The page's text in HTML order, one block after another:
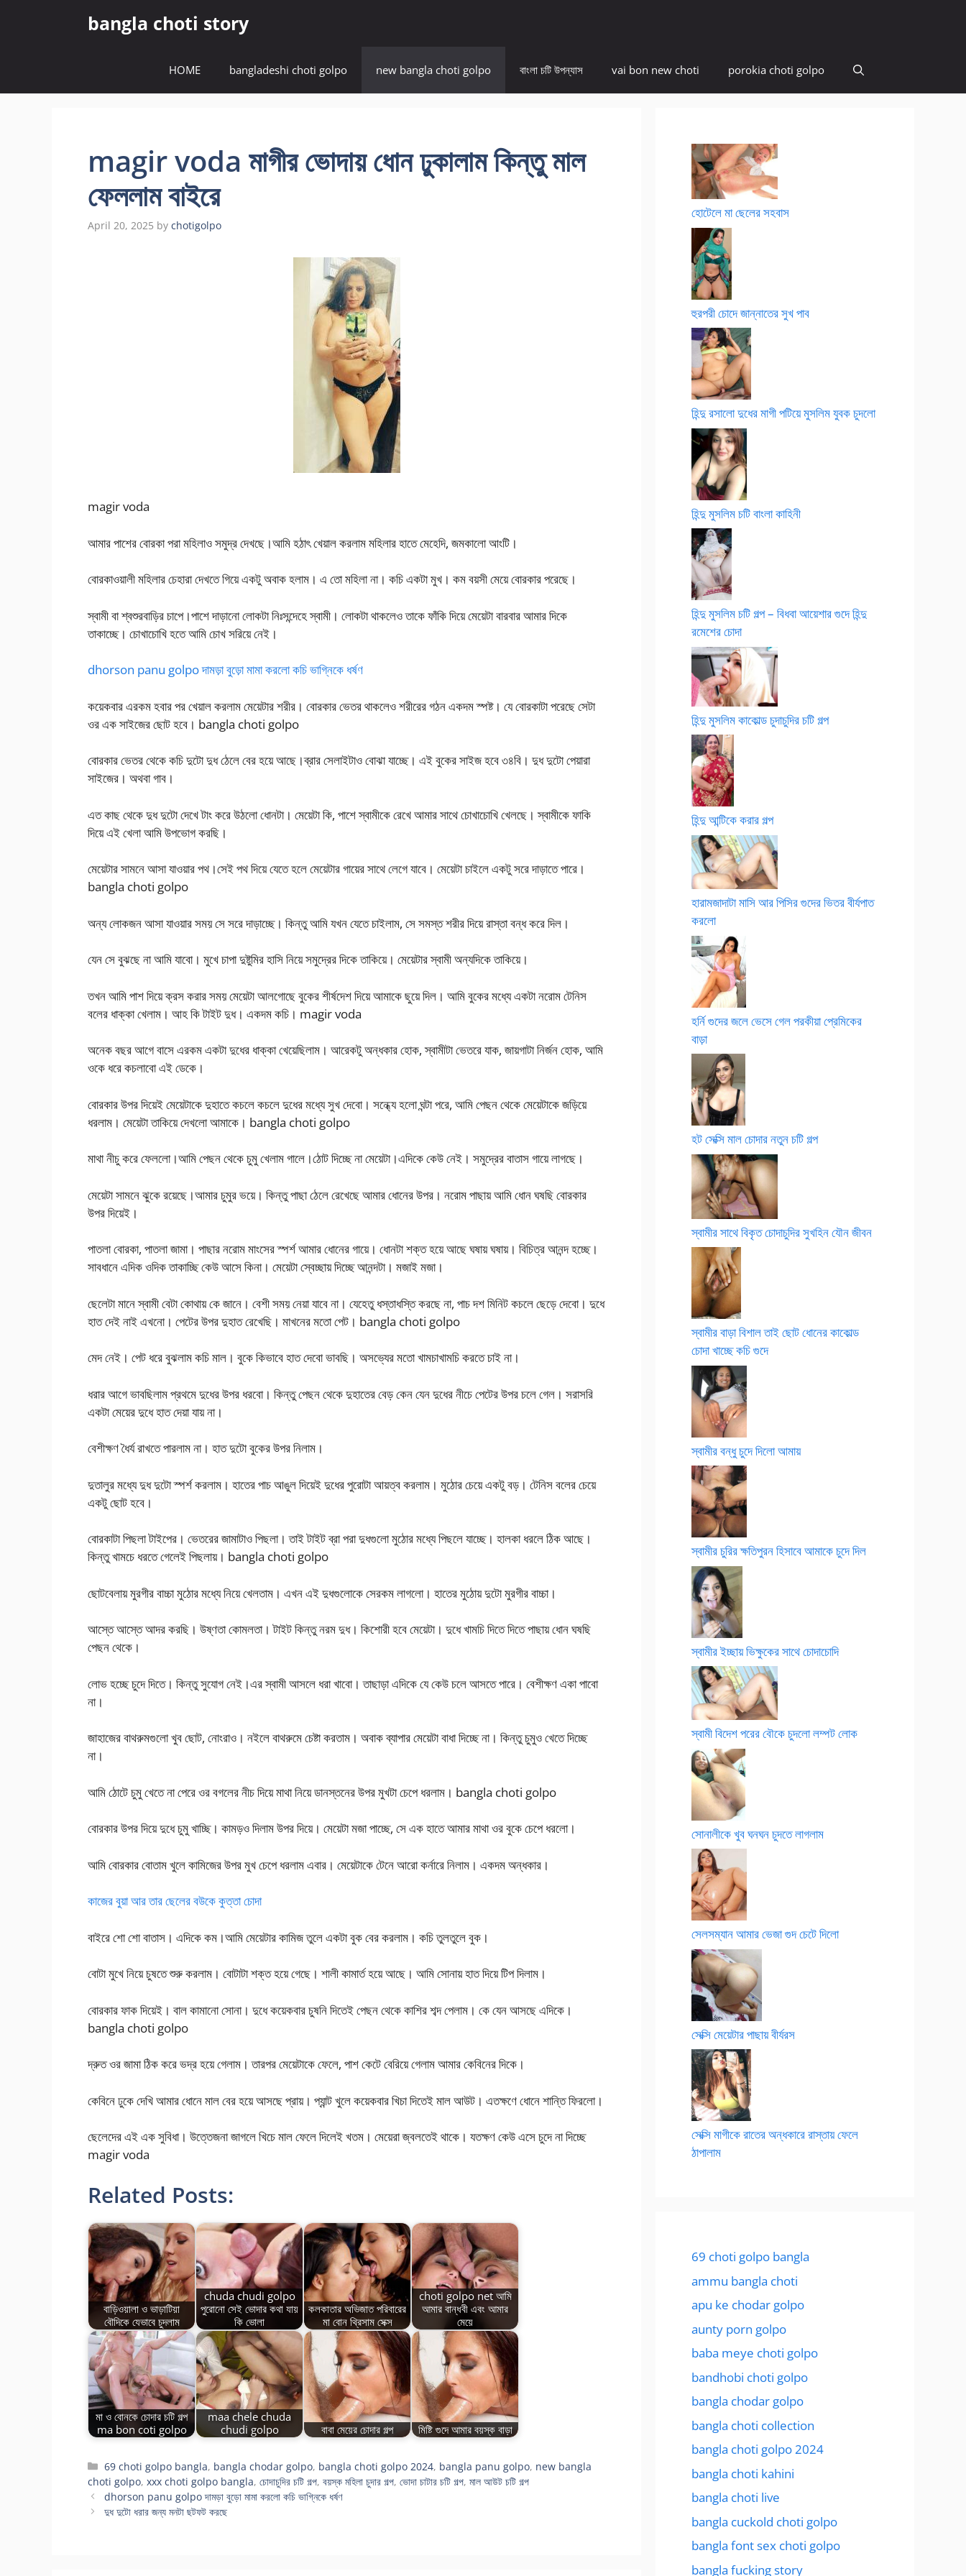
bangla choti story
HOME bangladeshi choti golpo new bangla choti golpo বাংলা চটি উপন্যাস vai bon new choti porokia choti golpo
magir voda মাগীর ভোদায় ধোন ঢুকালাম কিন্তু মাল
ফেললাম বাইরে
April 20, 2025 by chotigolpo
magir voda
আমার পাশের বোরকা পরা মহিলাও সমুদ্র দেখছে।আমি হঠাৎ খেয়াল করলাম মহিলার হাতে মেহেদি, জমকালো আংটি।
বোরকাওয়ালী মহিলার চেহারা দেখতে গিয়ে একটু অবাক হলাম। এ তো মহিলা না। কচি একটা মুখ। কম বয়সী মেয়ে বোরকার পরেছে।
স্বামী বা শ্বশুরবাড়ির চাপে।পাশে দাড়ানো লোকটা নিঃসন্দেহে স্বামী। লোকটা থাকলেও তাকে ফাঁকি দিয়ে মেয়েটা বারবার আমার দিকে
তাকাচ্ছে। চোখাচোখি হতে আমি চোখ সরিয়ে নেই।
dhorson panu golpo দামড়া বুড়ো মামা করলো কচি ভাগ্নিকে ধর্ষণ
কয়েকবার এরকম হবার পর খেয়াল করলাম মেয়েটার শরীর। বোরকার ভেতর থাকলেও শরীরের গঠন একদম স্পষ্ট। যে বোরকাটা পরেছে সেটা
ওর এক সাইজের ছোট হবে। bangla choti golpo
বোরকার ভেতর থেকে কচি দুটো দুধ ঠেলে বের হয়ে আছে।ব্রার সেলাইটাও বোঝা যাচ্ছে। এই বুকের সাইজ হবে ৩৪বি। দুধ দুটো পেয়ারা
সাইজের। অথবা গাব।
এত কাছ থেকে দুধ দুটো দেখে টাং করে উঠলো ধোনটা। মেয়েটা কি, পাশে স্বামীকে রেখে আমার সাথে চোখাচোখি খেলছে। স্বামীকে ফাকি
দিয়ে এই খেলা আমি উপভোগ করছি।
মেয়েটার সামনে আসা যাওয়ার পথ।সেই পথ দিয়ে যেতে হলে মেয়েটার গায়ের সাথে লেগে যাবে। মেয়েটা চাইলে একটু সরে দাড়াতে পারে।
bangla choti golpo
অন্য লোকজন আসা যাওয়ার সময় সে সরে দাড়াচ্ছে। কিন্তু আমি যখন যেতে চাইলাম, সে সমস্ত শরীর দিয়ে রাস্তা বন্ধ করে দিল।
যেন সে বুঝছে না আমি যাবো। মুখে চাপা দুষ্টুমির হাসি নিয়ে সমুদ্রের দিকে তাকিয়ে। মেয়েটার স্বামী অন্যদিকে তাকিয়ে।
তখন আমি পাশ দিয়ে ক্রস করার সময় মেয়েটা আলগোছে বুকের শীর্ষদেশ দিয়ে আমাকে ছুয়ে দিল। আমি বুকের মধ্যে একটা নরোম টেনিস
বলের ধাক্কা খেলাম। আহ কি টাইট দুধ। একদম কচি। magir voda
অনেক বছর আগে বাসে এরকম একটা দুধের ধাক্কা খেয়েছিলাম। আরেকটু অন্ধকার হোক, স্বামীটা ভেতরে যাক, জায়গাটা নির্জন হোক, আমি
ওকে ধরে কচলাবো এই ডেকে।
বোরকার উপর দিয়েই মেয়েটাকে দুহাতে কচলে কচলে দুধের মধ্যে সুখ দেবো। সন্ধ্যে হলো ঘন্টা পরে, আমি পেছন থেকে মেয়েটাকে জড়িয়ে
ধরলাম। মেয়েটা তাকিয়ে দেখলো আমাকে। bangla choti golpo
মাথা নীচু করে ফেললো।আমি পেছন থেকে চুমু খেলাম গালে।ঠোট দিচ্ছে না মেয়েটা।এদিকে কেউ নেই। সমুদ্রের বাতাস গায়ে লাগছে।
মেয়েটা সামনে ঝুকে রয়েছে।আমার চুমুর ভয়ে। কিন্তু পাছা ঠেলে রেখেছে আমার ধোনের উপর। নরোম পাছায় আমি ধোন ঘষছি বোরকার
উপর দিয়েই।
পাতলা বোরকা, পাতলা জামা। পাছার নরোম মাংসের স্পর্শ আমার ধোনের গায়ে। ধোনটা শক্ত হয়ে আছে ঘষায় ঘষায়। বিচিত্র আনন্দ হচ্ছে।
সাবধানে এদিক ওদিক তাকাচ্ছি কেউ আসে কিনা। মেয়েটা স্বেচ্ছায় দিচ্ছে আনন্দটা। মজাই মজা।
ছেলেটা মানে স্বামী বেটা কোথায় কে জানে। বেশী সময় নেয়া যাবে না। যেহেতু ধস্তাধস্তি করছে না, পাচ দশ মিনিট কচলে ছেড়ে দেবো। দুধে
হাত দেই নাই এখনো। পেটের উপর দুহাত রেখেছি। মাখনের মতো পেট। bangla choti golpo
মেদ নেই। পেট ধরে বুঝলাম কচি মাল। বুকে কিভাবে হাত দেবো ভাবছি। অসভ্যের মতো খামচাখামচি করতে চাই না।
ধরার আগে ভাবছিলাম প্রথমে দুধের উপর ধরবো। কিন্তু পেছন থেকে দুহাতের বেড় কেন যেন দুধের নীচে পেটের উপর চলে গেল। সরাসরি
একটা মেয়ের দুধে হাত দেয়া যায় না।
বেশীক্ষণ ধৈর্য রাখতে পারলাম না। হাত দুটো বুকের উপর নিলাম।
দুতালুর মধ্যে দুধ দুটো স্পর্শ করলাম। হাতের পাচ আঙুল দিয়েই দুধের পুরোটা আয়ত্ব করলাম। মুঠোর চেয়ে একটু বড়। টেনিস বলের চেয়ে
একটু ছোট হবে।
বোরকাটা পিছলা টাইপের। ভেতরের জামাটাও পিছলা। তাই টাইট ব্রা পরা দুধগুলো মুঠোর মধ্যে পিছলে যাচ্ছে। হালকা ধরলে ঠিক আছে।
কিন্তু খামচে ধরতে গেলেই পিছলায়। bangla choti golpo
ছোটবেলায় মুরগীর বাচ্চা মুঠোর মধ্যে নিয়ে খেলতাম। এখন এই দুধগুলোকে সেরকম লাগলো। হাতের মুঠোয় দুটো মুরগীর বাচ্চা।
আস্তে আস্তে আদর করছি। উষ্ণতা কোমলতা। টাইট কিন্তু নরম দুধ। কিশোরী হবে মেয়েটা। দুধে খামচি দিতে দিতে পাছায় ধোন ঘষছি
পেছন থেকে।
লোভ হচ্ছে চুদে দিতে। কিন্তু সুযোগ নেই।এর স্বামী আসলে ধরা খাবো। তাছাড়া এদিকে যে কেউ চলে আসতে পারে। বেশীক্ষণ একা পাবো
না।
জাহাজের বাথরুমগুলো খুব ছোট, নোংরাও। নইলে বাথরুমে চেষ্টা করতাম। অবাক ব্যাপার মেয়েটা বাধা দিচ্ছে না। কিন্তু চুমুও খেতে দিচ্ছে
না।
আমি ঠোটে চুমু খেতে না পেরে ওর বগলের নীচ দিয়ে মাথা নিয়ে ডানস্তনের উপর মুখটা চেপে ধরলাম। bangla choti golpo
বোরকার উপর দিয়ে দুধে চুমু খাচ্ছি। কামড়ও দিলাম উপর দিয়ে। মেয়েটা মজা পাচ্ছে, সে এক হাতে আমার মাথা ওর বুকে চেপে ধরলো।
আমি বোরকার বোতাম খুলে কামিজের উপর মুখ চেপে ধরলাম এবার। মেয়েটাকে টেনে আরো কর্নারে নিলাম। একদম অন্ধকার।
কাজের বুয়া আর তার ছেলের বউকে কুত্তা চোদা
বাইরে শো শো বাতাস। এদিকে কম।আমি মেয়েটার কামিজ তুলে একটা বুক বের করলাম। কচি তুলতুলে বুক।
বোটা মুখে নিয়ে চুষতে শুরু করলাম। বোটাটা শক্ত হয়ে গেছে। শালী কামার্ত হয়ে আছে। আমি সোনায় হাত দিয়ে টিপ দিলাম।
বোরকার ফাক দিয়েই। বাল কামানো সোনা। দুধে কয়েকবার চুষনি দিতেই পেছন থেকে কাশির শব্দ পেলাম। কে যেন আসছে এদিকে।
bangla choti golpo
দ্রুত ওর জামা ঠিক করে ভদ্র হয়ে গেলাম। তারপর মেয়েটাকে ফেলে, পাশ কেটে বেরিয়ে গেলাম আমার কেবিনের দিকে।
কেবিনে ঢুকে দেখি আমার ধোনে মাল বের হয়ে আসছে প্রায়। প্যান্ট খুলে কয়েকবার খিচা দিতেই মাল আউট। এতক্ষণে ধোনে শান্তি ফিরলো।
ছেলেদের এই এক সুবিধা। উত্তেজনা জাগলে খিচে মাল ফেলে দিলেই খতম। মেয়েরা জ্বলতেই থাকে। যতক্ষণ কেউ এসে চুদে না দিচ্ছে
magir voda
Related Posts:
বাড়িওয়ালা ও ভাড়াটিয়া
বৌদিকে যেভাবে চুদলাম
chuda chudi golpo
পুরোনো সেই ভোদার কথা যায়
কি ভোলা
কলকাতার অভিজাত পরিবারের
মা বোন থ্রিসাম সেক্স
choti golpo net আমি
আমার বান্ধবী এবং আমার
মেয়ে
মা ও বোনকে চোদার চটি গল্প
ma bon coti golpo
maa chele chuda
chudi golpo
বাবা মেয়ের চোদার গল্প মিষ্টি গুদে আমার বয়স্ক বাড়া
Categories
69 choti golpo bangla, bangla chodar golpo, bangla choti golpo 2024, bangla panu golpo, new bangla
choti golpo, xxx choti golpo bangla, চোদাচুদির চটি গল্প, বয়স্ক মহিলা চুদার গল্প, ভোদা চাটার চটি গল্প, মাল আউট চটি গল্প
dhorson panu golpo দামড়া বুড়ো মামা করলো কচি ভাগ্নিকে ধর্ষণ
দুধ দুটো ধরার জন্য মনটা ছটফট করছে
হোটেলে মা ছেলের সহবাস
হুরপরী চোদে জান্নাতের সুখ পাব
হিন্দু রসালো দুধের মাগী পটিয়ে মুসলিম যুবক চুদলো
হিন্দু মুসলিম চটি বাংলা কাহিনী
হিন্দু মুসলিম চটি গল্প – বিধবা আয়েশার গুদে হিন্দু
রমেশের চোদা
হিন্দু মুসলিম কাকোল্ড চুদাচুদির চটি গল্প
হিন্দু আন্টিকে করার গল্প
হারামজাদাটা মাসি আর পিসির গুদের ভিতর বীর্যপাত
করলো
হর্নি গুদের জলে ভেসে গেল পরকীয়া প্রেমিকের
বাড়া
হট সেক্সি মাল চোদার নতুন চটি গল্প
স্বামীর সাথে বিকৃত চোদাচুদির সুখহিন যৌন জীবন
স্বামীর বাড়া বিশাল তাই ছোট ধোনের কাকোল্ড
চোদা খাচ্ছে কচি গুদে
স্বামীর বন্ধু চুদে দিলো আমায়
স্বামীর চুরির ক্ষতিপুরন হিসাবে আমাকে চুদে দিল
স্বামীর ইচ্ছায় ভিক্ষুকের সাথে চোদাচোদি
স্বামী বিদেশ পরের বৌকে চুদলো লম্পট লোক
সোনালীকে খুব ঘনঘন চুদতে লাগলাম
সেলসম্যান আমার ভেজা গুদ চেটে দিলো
সেক্সি মেয়েটার পাছায় বীর্যরস
সেক্সি মাগীকে রাতের অন্ধকারে রাস্তায় ফেলে
ঠাপালাম
69 choti golpo bangla
ammu bangla choti
apu ke chodar golpo
aunty porn golpo
baba meye choti golpo
bandhobi choti golpo
bangla chodar golpo
bangla choti collection
bangla choti golpo 2024
bangla choti kahini
bangla choti live
bangla cuckold choti golpo
bangla font sex choti golpo
bangla fucking story